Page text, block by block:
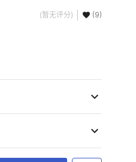
(暂无评分) (9)